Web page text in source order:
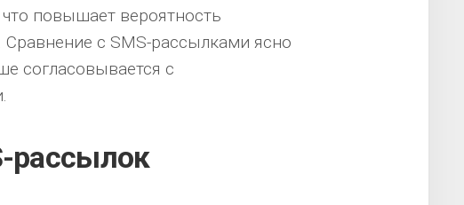
повышает вероятность
с SMS-рассылками ясно
согласовывается с
рассылок